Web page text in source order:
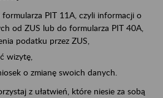
formularza PIT 11A, czyli informacji o
od ZUS lub do formularza PIT 40A,
podatku przez ZUS,
wizytę,
o zmianę swoich danych.
z ułatwień, które niesie za sobą